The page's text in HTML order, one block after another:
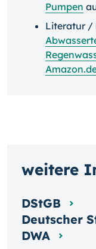
Pumpen
Literatur /
weitere
DStGB
Deutscher
DWA